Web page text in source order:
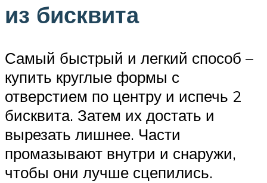
из бисквита
Самый быстрый и легкий способ –
купить круглые формы с
отверстием по центру и испечь 2
бисквита. Затем их достать и
вырезать лишнее. Части
промазывают внутри и снаружи,
чтобы они лучше сцепились.